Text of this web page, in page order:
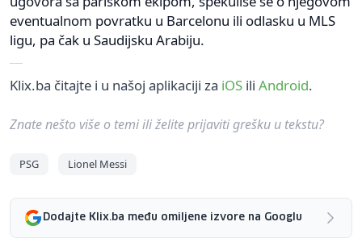
eventualnom povratku u Barcelonu ili odlasku u MLS
ligu, pa čak u Saudijsku Arabiju.
Klix.ba čitajte i u našoj aplikaciji za iOS ili Android.
Znate nešto više o temi ili želite prijaviti grešku u tekstu?
PSG Lionel Messi
Dodajte Klix.ba među omiljene izvore na Googlu